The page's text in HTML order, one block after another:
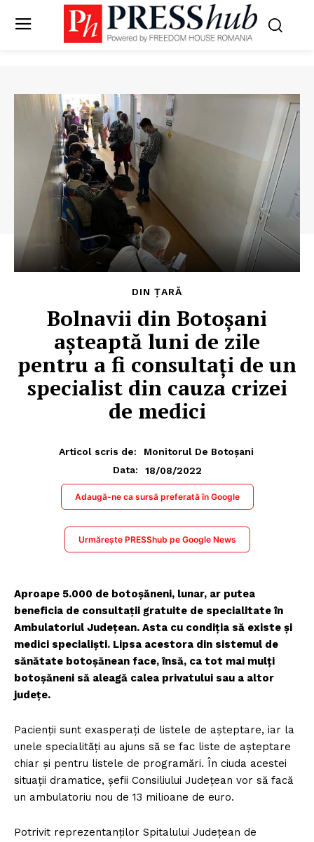
DIN ȚARĂ
Bolnavii din Botoșani
aşteaptă luni de zile
pentru a fi consultaţi de un
specialist din cauza crizei
de medici
Articol scris de:
Monitorul De Botoșani
Data:
18/08/2022
Adaugă-ne ca sursă preferată în Google
Urmărește PRESShub pe Google News
Aproape 5.000 de botoşăneni, lunar, ar putea
beneficia de consultaţii gratuite de specialitate în
Ambulatoriul Județean. Asta cu condiţia să existe şi
medici specialişti. Lipsa acestora din sistemul de
sănătate botoşănean face, însă, ca tot mai mulţi
botoşăneni să aleagă calea privatului sau a altor
judeţe.
Pacienții sunt exasperaţi de listele de aşteptare, iar la
unele specialităţi au ajuns să se fac liste de aşteptare
chiar şi pentru listele de programări. În ciuda acestei
situaţii dramatice, şefii Consiliului Județean vor să facă
un ambulatoriu nou de 13 milioane de euro.
Potrivit reprezentanţilor Spitalului Județean de